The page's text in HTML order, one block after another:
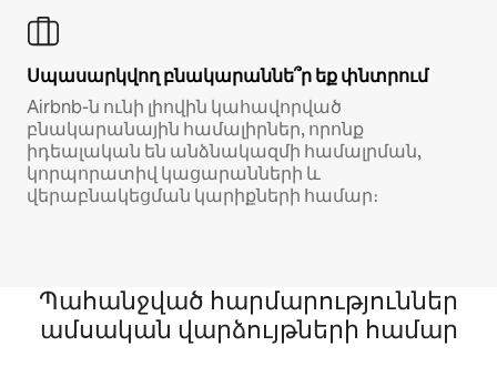
Սպասարկվող բնակարաննե՞ր եք փնտրում
Airbnb-ն ունի լիովին կահավորված
բնակարանային համալիրներ, որոնք
իդեալական են անձնակազմի համալրման,
կորպորատիվ կացարանների և
վերաբնակեցման կարիքների համար։
Պահանջված հարմարություններ
ամսական վարձույթների համար